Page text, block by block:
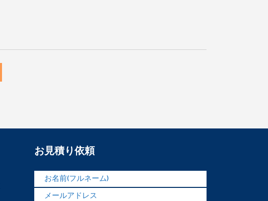
お見積り依頼